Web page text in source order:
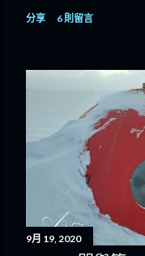
分享 6 則留言
9月 19, 2020